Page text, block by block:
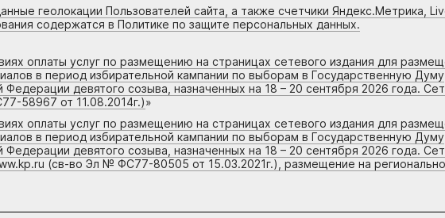
геолокации Пользователей сайта, а также счетчики Яндекс.Метрика,
содержатся в Политике по защите персональных данных.
оплаты услуг по размещению на страницах сетевого издания для
в период избирательной кампании по выборам в Государственную Думу
девятого созыва, назначенных на 18 – 20 сентября 2026 года.
58967 от 11.08.2014г.)»
оплаты услуг по размещению на страницах сетевого издания для
в период избирательной кампании по выборам в Государственную Думу
девятого созыва, назначенных на 18 – 20 сентября 2026 года.
(св-во Эл № ФС77-80505 от 15.03.2021г.), размещение на